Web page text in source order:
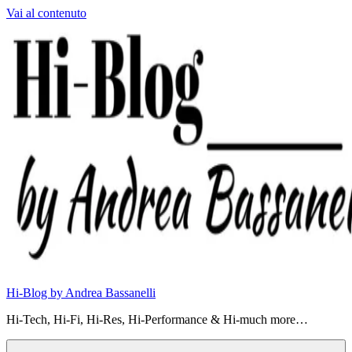
Vai al contenuto
Hi-Blog by Andrea Bassanelli
Hi-Tech, Hi-Fi, Hi-Res, Hi-Performance & Hi-much more…